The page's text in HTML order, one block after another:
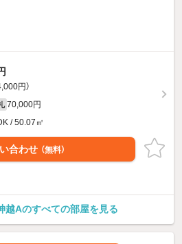
円）
70,000円
/ 50.07㎡
合わせ （無料）
越Aのすべての部屋を見る